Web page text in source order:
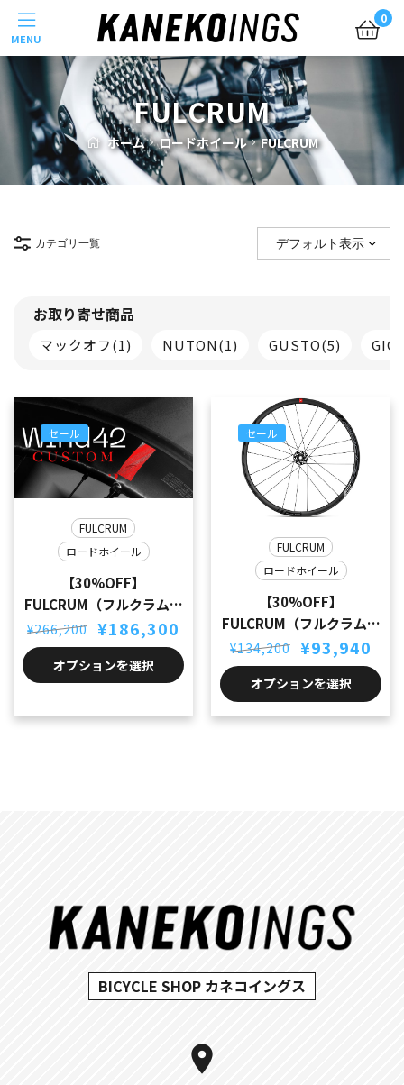
0
Menu
FULCRUM
ホーム ロードホイール FULCRUM
カテゴリ一覧
お取り寄せ商品
マックオフ(1) NUTON(1) GUSTO(5)
セール
FULCRUM
ロードホイール
【30%OFF】
FULCRUM（フルクラム）
WIND42 CUSTOM（ウィ
ンド42 カスタム）
¥266,200 元
の
価
格
で
¥186,300
現
在
の
価
¥186,300
オプションを選択
セール
FULCRUM
ロードホイール
【30%OFF】
FULCRUM（フルクラム）
Racing3 DB（レーシング
3ディスク）
¥134,200 元
の
価
格
は
¥134,200
¥93,940
現
在
の
価
格
は
オプションを選択
BICYCLE SHOP カネコイングス
location_on